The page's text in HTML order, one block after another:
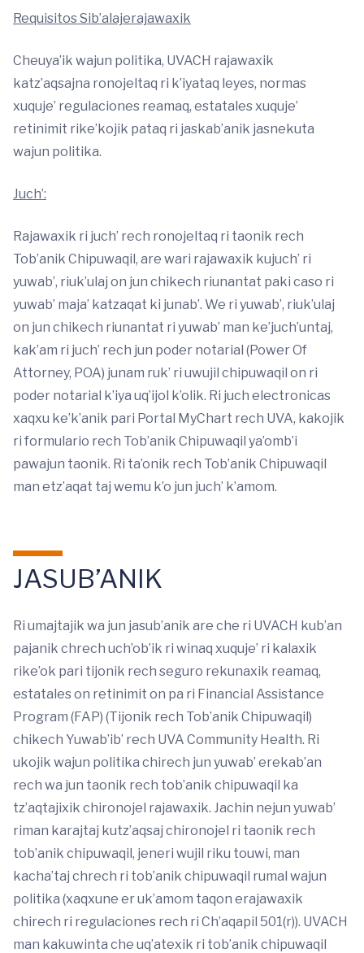
Requisitos Sib’alajerajawaxik
Cheuya’ik wajun politika, UVACH rajawaxik
katz’aqsajna ronojeltaq ri k’iyataq leyes, normas
xuquje’ regulaciones reamaq, estatales xuquje’
retinimit rike’kojik pataq ri jaskab’anik jasnekuta
wajun politika.
Juch’:
Rajawaxik ri juch’ rech ronojeltaq ri taonik rech
Tob’anik Chipuwaqil, are wari rajawaxik kujuch’ ri
yuwab’, riuk’ulaj on jun chikech riunantat paki caso ri
yuwab’ maja’ katzaqat ki junab’. We ri yuwab’, riuk’ulaj
on jun chikech riunantat ri yuwab’ man ke’juch’untaj,
kak’am ri juch’ rech jun poder notarial (Power Of
Attorney, POA) junam ruk’ ri uwujil chipuwaqil on ri
poder notarial k’iya uq’ijol k’olik. Ri juch electronicas
xaqxu ke’k’anik pari Portal MyChart rech UVA, kakojik
ri formulario rech Tob’anik Chipuwaqil ya’omb’i
pawajun taonik. Ri ta’onik rech Tob’anik Chipuwaqil
man etz’aqat taj wemu k’o jun juch’ k’amom.
JASUB’ANIK
Ri umajtajik wa jun jasub’anik are che ri UVACH kub’an
pajanik chrech uch’ob’ik ri winaq xuquje’ ri kalaxik
rike’ok pari tijonik rech seguro rekunaxik reamaq,
estatales on retinimit on pa ri Financial Assistance
Program (FAP) (Tijonik rech Tob’anik Chipuwaqil)
chikech Yuwab’ib’ rech UVA Community Health. Ri
ukojik wajun politika chirech jun yuwab’ erekab’an
rech wa jun taonik rech tob’anik chipuwaqil ka
tz’aqtajixik chironojel rajawaxik. Jachin nejun yuwab’
riman karajtaj kutz’aqsaj chironojel ri taonik rech
tob’anik chipuwaqil, jeneri wujil riku touwi, man
kacha’taj chrech ri tob’anik chipuwaqil rumal wajun
politika (xaqxune er uk’amom taqon erajawaxik
chirech ri regulaciones rech ri Ch’aqapil 501(r)). UVACH
man kakuwinta che uq’atexik ri tob’anik chipuwaqil